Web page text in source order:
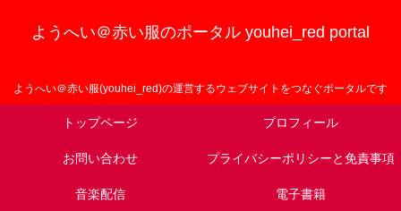
ようへい＠赤い服のポータル youhei_red portal
ようへい＠赤い服(youhei_red)の運営するウェブサイトをつなぐポータルです
トップページ プロフィール
お問い合わせ プライバシーポリシーと免責事項
音楽配信 電子書籍